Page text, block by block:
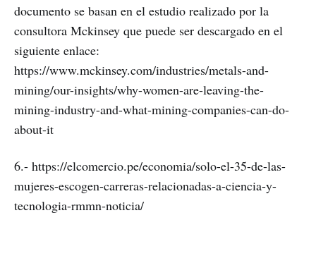
documento se basan en el estudio realizado por la
consultora Mckinsey que puede ser descargado en el
siguiente enlace:
https://www.mckinsey.com/industries/metals-and-
mining/our-insights/why-women-are-leaving-the-
mining-industry-and-what-mining-companies-can-do-
about-it
6.- https://elcomercio.pe/economia/solo-el-35-de-las-
mujeres-escogen-carreras-relacionadas-a-ciencia-y-
tecnologia-rmmn-noticia/